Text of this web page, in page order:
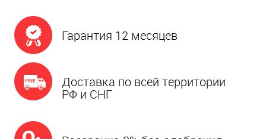
Гарантия 12 месяцев
Доставка по всей территории
РФ и СНГ